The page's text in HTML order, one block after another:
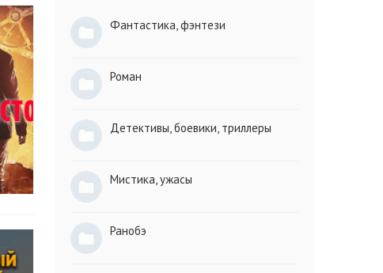
Фантастика, фэнтези
Роман
Детективы, боевики, триллеры
Мистика, ужасы
Ранобэ